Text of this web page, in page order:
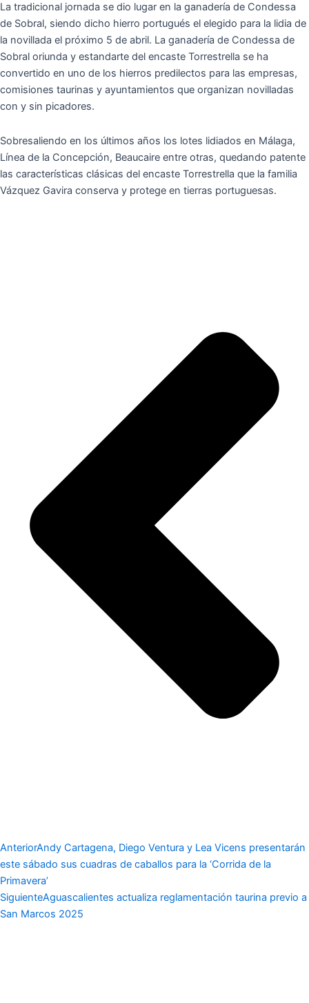
La tradicional jornada se dio lugar en la ganadería de Condessa
de Sobral, siendo dicho hierro portugués el elegido para la lidia de
la novillada el próximo 5 de abril. La ganadería de Condessa de
Sobral oriunda y estandarte del encaste Torrestrella se ha
convertido en uno de los hierros predilectos para las empresas,
comisiones taurinas y ayuntamientos que organizan novilladas
con y sin picadores.
Sobresaliendo en los últimos años los lotes lidiados en Málaga,
Línea de la Concepción, Beaucaire entre otras, quedando patente
las características clásicas del encaste Torrestrella que la familia
Vázquez Gavira conserva y protege en tierras portuguesas.
AnteriorAndy Cartagena, Diego Ventura y Lea Vicens presentarán
este sábado sus cuadras de caballos para la ‘Corrida de la
Primavera’
SiguienteAguascalientes actualiza reglamentación taurina previo a
San Marcos 2025